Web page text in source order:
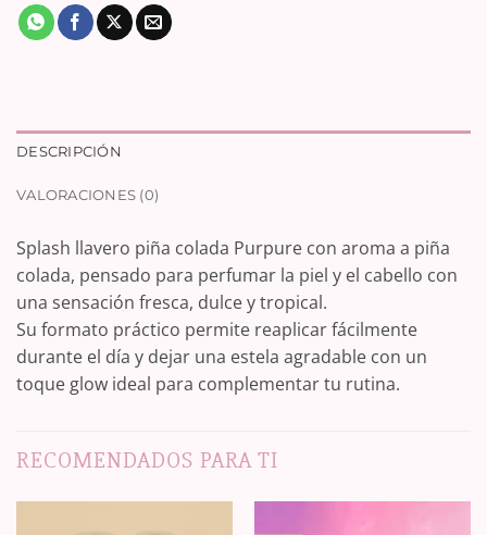
DESCRIPCIÓN
VALORACIONES (0)
Splash llavero piña colada Purpure con aroma a piña
colada, pensado para perfumar la piel y el cabello con
una sensación fresca, dulce y tropical.
Su formato práctico permite reaplicar fácilmente
durante el día y dejar una estela agradable con un
toque glow ideal para complementar tu rutina.
RECOMENDADOS PARA TI